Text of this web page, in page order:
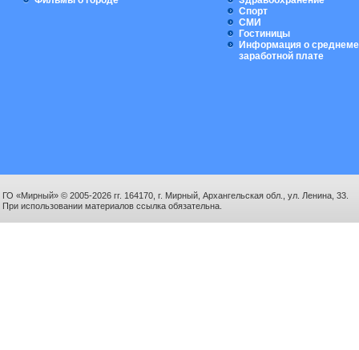
Спорт
СМИ
Гостиницы
Информация о
заработной плате
ГО «Мирный» © 2005-2026 гг. 164170, г. Мирный, Архангельская обл., ул. Ленина, 33.
При использовании материалов ссылка обязательна.